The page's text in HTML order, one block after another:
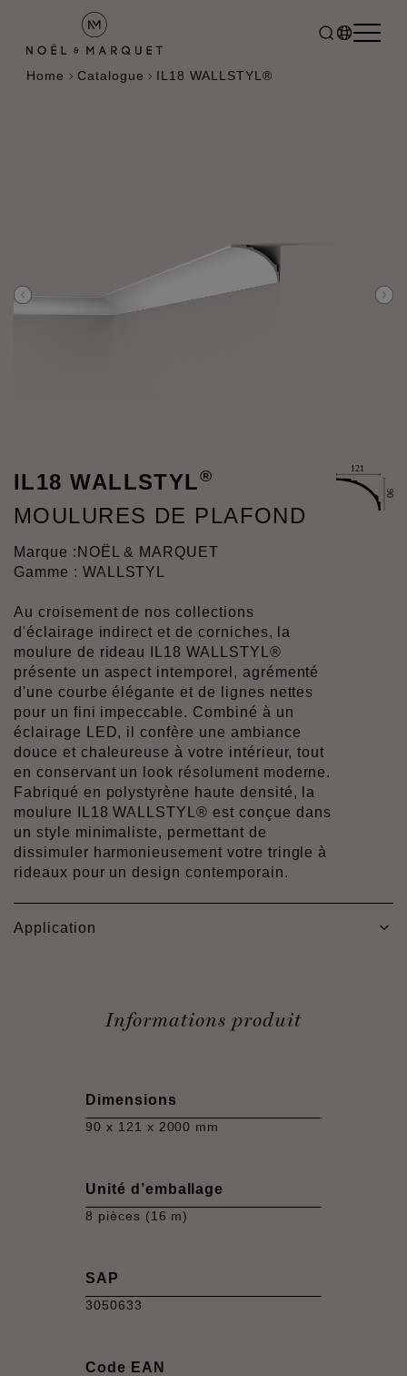
Home Catalogue IL18 WALLSTYL®
IL18 WALLSTYL®
MOULURES DE PLAFOND
Marque : NOËL & MARQUET
Gamme : WALLSTYL
Au croisement de nos collections
d'éclairage indirect et de corniches, la
moulure de rideau IL18 WALLSTYL®
présente un aspect intemporel, agrémenté
d'une courbe élégante et de lignes nettes
pour un fini impeccable. Combiné à un
éclairage LED, il confère une ambiance
douce et chaleureuse à votre intérieur, tout
en conservant un look résolument moderne.
Fabriqué en polystyrène haute densité, la
moulure IL18 WALLSTYL® est conçue dans
un style minimaliste, permettant de
dissimuler harmonieusement votre tringle à
rideaux pour un design contemporain.
Application
Informations produit
Dimensions
90 x 121 x 2000 mm
Unité d’emballage
8 pièces (16 m)
SAP
3050633
Code EAN